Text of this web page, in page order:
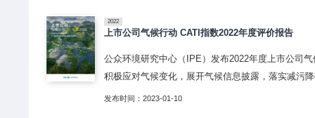
2022
上市公司气候行动 CATI指数2022年度评价报告
公众环境研究中心（IPE）发布2022年度上市公司
积极应对气候变化，展开气候信息披露，落实减污
发布时间：2023-01-10